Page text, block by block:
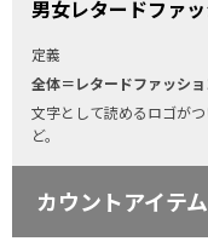
男女レタードファ
定義
全体＝レタードファッショ
文字として読めるロゴが
ど。
カウントアイテム